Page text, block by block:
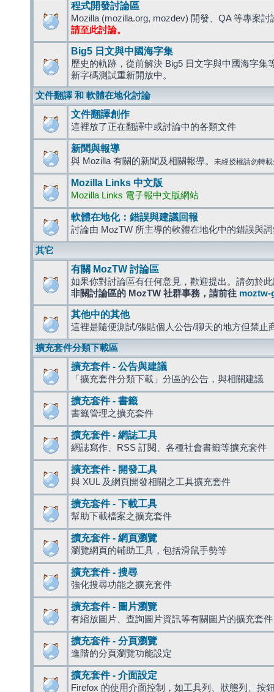
程式開發討論區
Mozilla (mozilla.org, mozdev) 開發、QA 等專案討
請至此討論。
Big5 日文與中國海字集
歷史的軌跡，從前解決 Big5 日文字與中國海字集
新字碼測試重新開放中。
文件翻譯 和 軟體在地化討論
文件翻譯創作
這裡放了正在翻譯中或討論中的各類文件
新聞與報導
與 Mozilla 有關的新聞及相關報導。 未經授權請勿轉
Mozilla Links 中文版
Mozilla Links 電子報中文版網站
軟體在地化：錯誤與建議回報
討論由 MozTW 所主導的軟體在地化中的錯誤與
其它
有關 MozTW 討論區
如果你對討論區有任何意見，歡迎提出。請勿於
非關討論區的 MozTW 社群事務，請前往 moztw-
其他中的其他
這裡是隨便測試/張貼個人公告/聊天的地方但禁止
擴充套件分類下載區
擴充套件 - 公告與建議
「擴充套件分類下載」分區的公告，與相關建議
擴充套件 - 書籤
書籤管理之擴充套件
擴充套件 - 網誌工具
網誌寫作、RSS 訂閱、各種社會書籤等擴充套件
擴充套件 - 開發工具
與 XUL 及網頁開發相關之工具擴充套件
擴充套件 - 下載工具
幫助下載檔案之擴充套件
擴充套件 - 網頁瀏覽
瀏覽網頁的輔助工具，包括滑鼠手勢等
擴充套件 - 搜尋
強化搜尋功能之擴充套件
擴充套件 - 圖片瀏覽
有縮放圖片、查詢圖片資訊等有關圖片的擴充套件
擴充套件 - 分頁瀏覽
進階的分頁瀏覽功能設定
擴充套件 - 介面設定
Firefox 的使用介面控制，如工具列、狀態列、按